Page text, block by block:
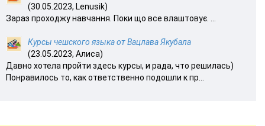
(30.05.2023, Lenusik)
Зараз проходжу навчання. Поки що все влаштовує. ...
Курсы чешского языка от Вацлава Якубала
(23.05.2023, Алиса)
Давно хотела пройти здесь курсы, и рада, что решилась)
Понравилось то, как ответственно подошли к пр...